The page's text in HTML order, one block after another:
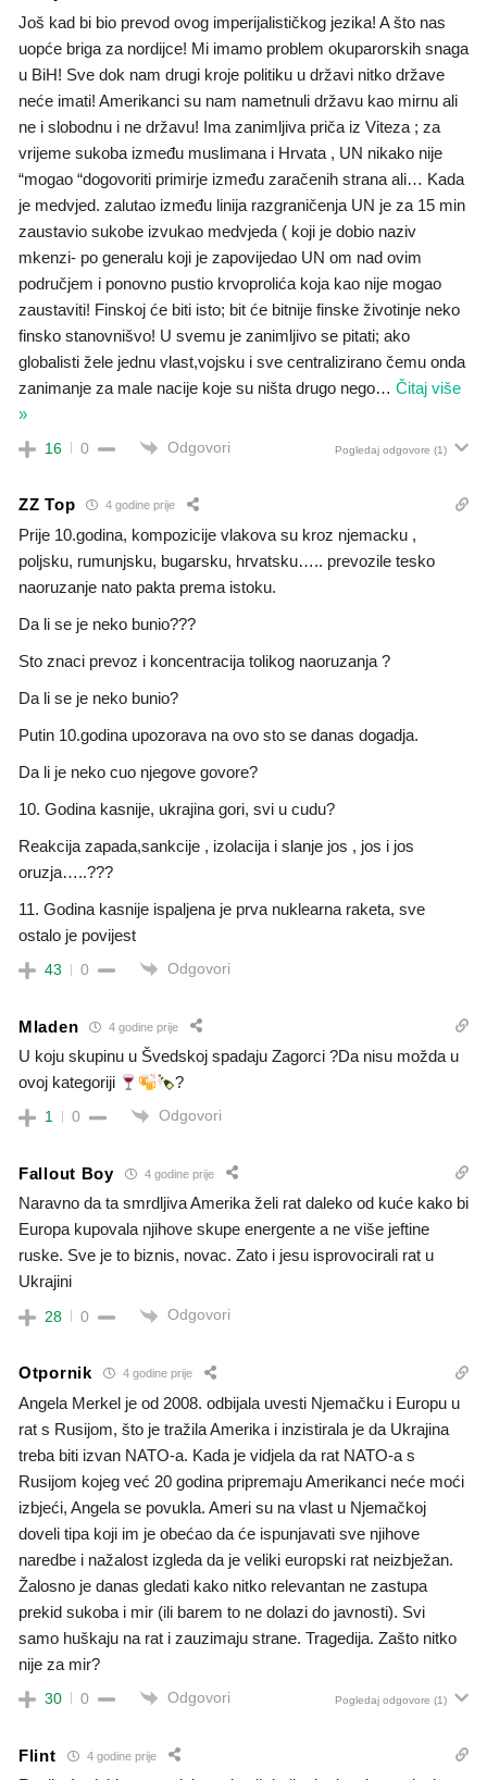
Još kad bi bio prevod ovog imperijalističkog jezika! A što nas
uopće briga za nordijce! Mi imamo problem okuparorskih snaga
u BiH! Sve dok nam drugi kroje politiku u državi nitko države
neće imati! Amerikanci su nam nametnuli državu kao mirnu ali
ne i slobodnu i ne državu! Ima zanimljiva priča iz Viteza ; za
vrijeme sukoba između muslimana i Hrvata , UN nikako nije
“mogao “dogovoriti primirje između zaračenih strana ali… Kada
je medvjed. zalutao između linija razgraničenja UN je za 15 min
zaustavio sukobe izvukao medvjeda ( koji je dobio naziv
mkenzi- po generalu koji je zapovijedao UN om nad ovim
područjem i ponovno pustio krvoprolića koja kao nije mogao
zaustaviti! Finskoj će biti isto; bit će bitnije finske životinje neko
finsko stanovnišvo! U svemu je zanimljivo se pitati; ako
globalisti žele jednu vlast,vojsku i sve centralizirano čemu onda
zanimanje za male nacije koje su ništa drugo nego… Čitaj više
»
16 0 Odgovori Pogledaj odgovore (1)
ZZ Top 4 godine prije
Prije 10.godina, kompozicije vlakova su kroz njemacku ,
poljsku, rumunjsku, bugarsku, hrvatsku….. prevozile tesko
naoruzanje nato pakta prema istoku.
Da li se je neko bunio???
Sto znaci prevoz i koncentracija tolikog naoruzanja ?
Da li se je neko bunio?
Putin 10.godina upozorava na ovo sto se danas dogadja.
Da li je neko cuo njegove govore?
10. Godina kasnije, ukrajina gori, svi u cudu?
Reakcija zapada,sankcije , izolacija i slanje jos , jos i jos
oruzja…..???
11. Godina kasnije ispaljena je prva nuklearna raketa, sve
ostalo je povijest
43 0 Odgovori
Mladen 4 godine prije
U koju skupinu u Švedskoj spadaju Zagorci ?Da nisu možda u
ovoj kategoriji
?
1 0 Odgovori
Fallout Boy 4 godine prije
Naravno da ta smrdljiva Amerika želi rat daleko od kuće kako bi
Europa kupovala njihove skupe energente a ne više jeftine
ruske. Sve je to biznis, novac. Zato i jesu isprovocirali rat u
Ukrajini
28 0 Odgovori
Otpornik 4 godine prije
Angela Merkel je od 2008. odbijala uvesti Njemačku i Europu u
rat s Rusijom, što je tražila Amerika i inzistirala je da Ukrajina
treba biti izvan NATO-a. Kada je vidjela da rat NATO-a s
Rusijom kojeg već 20 godina pripremaju Amerikanci neće moći
izbjeći, Angela se povukla. Ameri su na vlast u Njemačkoj
doveli tipa koji im je obećao da će ispunjavati sve njihove
naredbe i nažalost izgleda da je veliki europski rat neizbježan.
Žalosno je danas gledati kako nitko relevantan ne zastupa
prekid sukoba i mir (ili barem to ne dolazi do javnosti). Svi
samo huškaju na rat i zauzimaju strane. Tragedija. Zašto nitko
nije za mir?
30 0 Odgovori Pogledaj odgovore (1)
Flint 4 godine prije